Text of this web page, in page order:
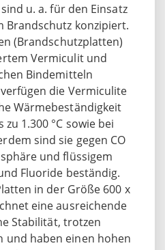
sind u. a. für den Einsatz
Brandschutz konzipiert.
(Brandschutzplatten)
Vermiculit und
Bindemitteln
die Vermiculite
Wärmebeständigkeit
1.300 °C sowie bei
sind sie gegen CO
und flüssigem
Fluoride beständig.
in der Größe 600 x
eine ausreichende
Stabilität, trotzen
und haben einen hohen